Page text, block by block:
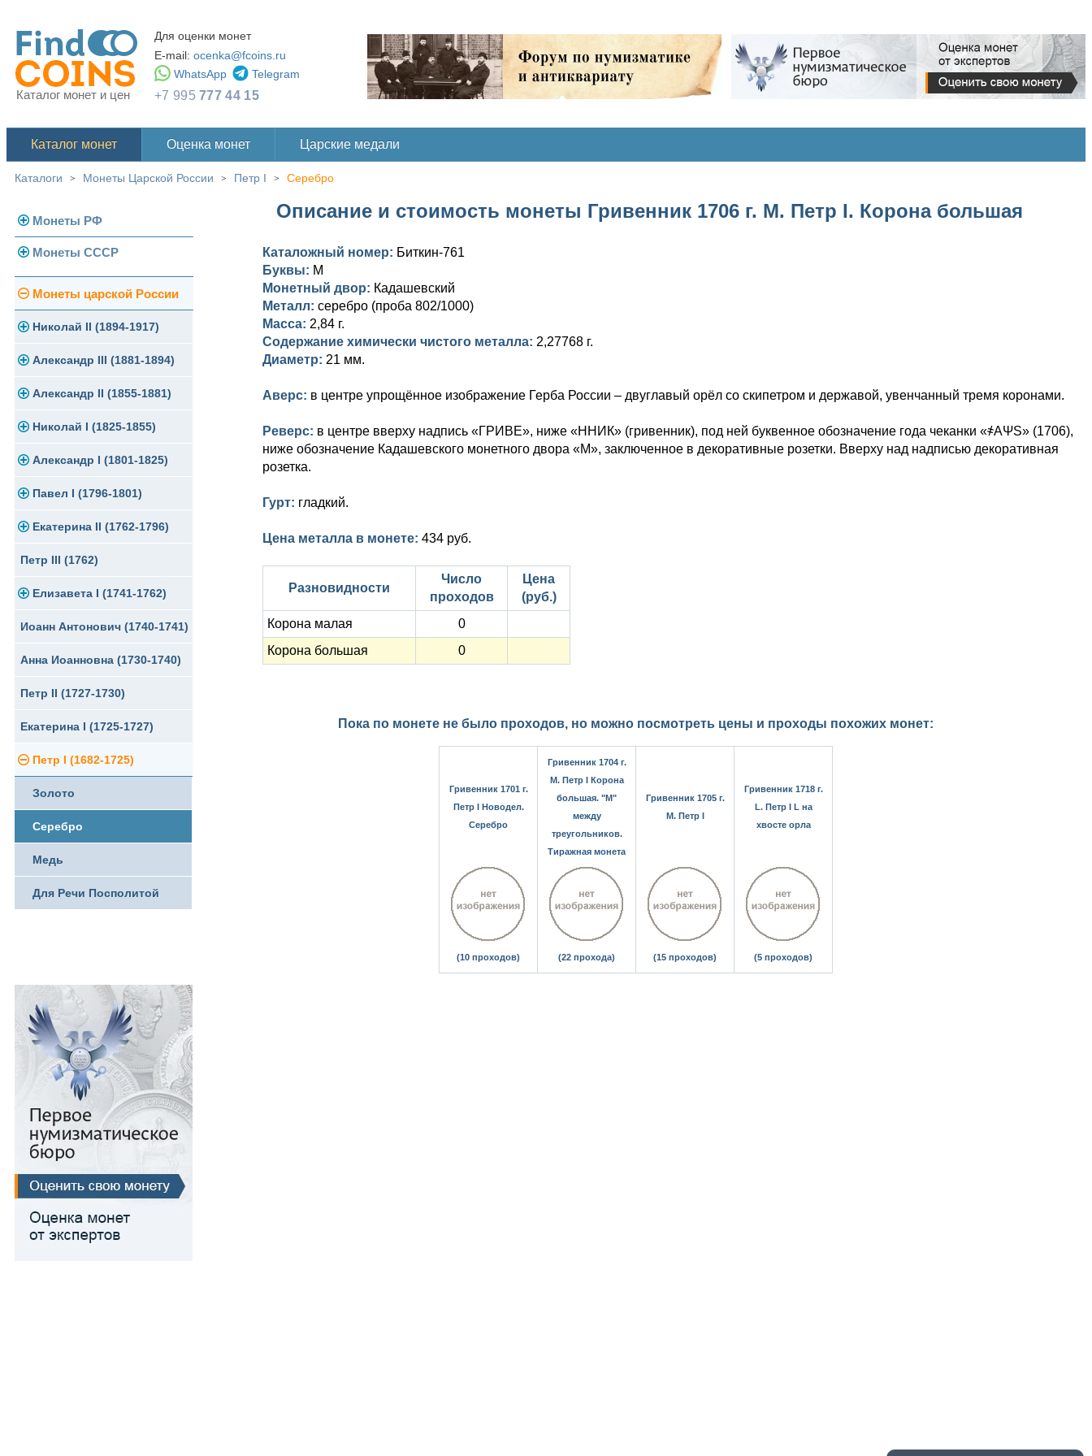
Каталог монет и цен
Для оценки монет
E-mail: ocenka@fcoins.ru
WhatsApp
Telegram
+7 995777 44 15
Каталог монет Оценка монет Царские медали
Каталоги > Монеты Царской России > Петр I > Серебро
Монеты РФ
Современная Россия
Монеты 1991-1993 гг.
Памятные и юбилейные
Монеты СССР
Погодовка СССР
Монеты 1958 года
Золотые червонцы
Памятные и юбилейные
Монеты царской России
Николай II (1894-1917)
Золото
Серебро
Медь
Германская оккупация
Для Финляндии
Памятные и донативные
Александр III (1881-1894)
Золото
Серебро
Медь
Для Финляндии
Памятные и донативные
Александр II (1855-1881)
Золото
Серебро
Медь
Для Финляндии
Памятные и донативные
Николай I (1825-1855)
Платина, золото
Серебро
Медь
Для Грузии
Русско-Польские
Для Польши
Памятные и донативные
Александр I (1801-1825)
Золото
Серебро
Медь
Для Грузии
Для Польши
Павел I (1796-1801)
Золото
Серебро
Медь
Екатерина II (1762-1796)
Золото
Серебро
Медь
Сибирские монеты
Для Молдавии и Валахии
Таврические монеты
Петр III (1762)
Елизавета I (1741-1762)
Золото
Серебро
Медь
Для Пруссии
Ливонезы
Альбертусталер
Иоанн Антонович (1740-1741)
Анна Иоанновна (1730-1740)
Петр II (1727-1730)
Екатерина I (1725-1727)
Петр I (1682-1725)
Золото
Серебро
Медь
Для Речи Посполитой
Описание и стоимость монеты Гривенник 1706 г. М. Петр I. Корона большая
Каталожный номер: Биткин-761
Буквы: М
Монетный двор: Кадашевский
Металл: серебро (проба 802/1000)
Масса: 2,84 г.
Содержание химически чистого металла: 2,27768 г.
Диаметр: 21 мм.
Аверс: в центре упрощённое изображение Герба России – двуглавый орёл со скипетром и державой, увенчанный тремя коронами.
Реверс: в центре вверху надпись «ГРИВЕ», ниже «ННИК» (гривенник), под ней буквенное обозначение года чеканки «҂АΨS» (1706),
ниже обозначение Кадашевского монетного двора «М», заключенное в декоративные розетки. Вверху над надписью декоративная
розетка.
Гурт: гладкий.
Цена металла в монете: 434 руб.
Разновидности
Число
проходов
Цена
(руб.)
Корона малая
0
Корона большая
0
Пока по монете не было проходов, но можно посмотреть цены и проходы похожих монет:
Гривенник 1701 г.
Петр I Новодел.
Серебро
(10 проходов)
Гривенник 1704 г.
М. Петр I Корона
большая. "М"
между
треугольников.
Тиражная монета
(22 прохода)
Гривенник 1705 г.
М. Петр I
(15 проходов)
Гривенник 1718 г.
L. Петр I L на
хвосте орла
(5 проходов)